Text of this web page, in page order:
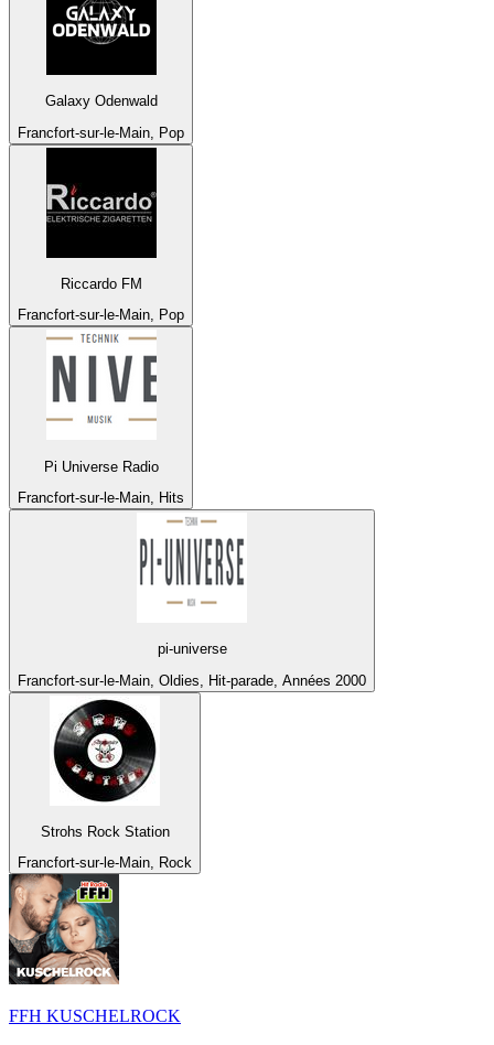
Galaxy Odenwald
Francfort-sur-le-Main, Pop
Riccardo FM
Francfort-sur-le-Main, Pop
Pi Universe Radio
Francfort-sur-le-Main, Hits
pi-universe
Francfort-sur-le-Main, Oldies, Hit-parade, Années 2000
Strohs Rock Station
Francfort-sur-le-Main, Rock
FFH KUSCHELROCK